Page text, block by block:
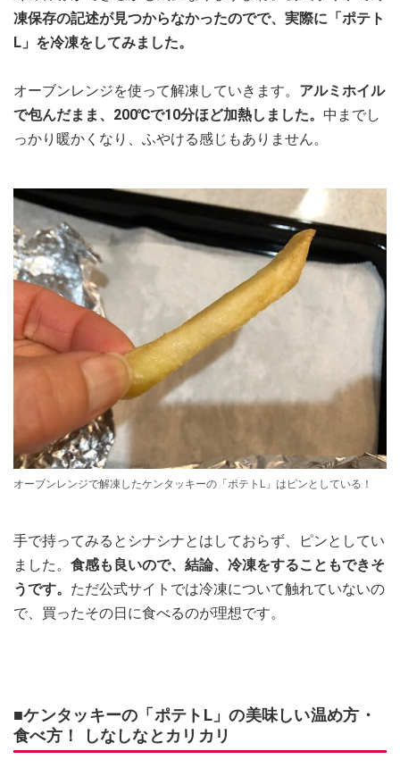
凍保存の記述が見つからなかったのでで、実際に「ポテト
L」を冷凍をしてみました。
オーブンレンジを使って解凍していきます。 アルミホイル
で包んだまま、200℃で10分ほど加熱しました。 中までし
っかり暖かくなり、ふやける感じもありません。
オーブンレンジで解凍したケンタッキーの「ポテトL」はピンとしている！
手で持ってみるとシナシナとはしておらず、ピンとしてい
ました。 食感も良いので、結論、冷凍をすることもできそ
うです。 ただ公式サイトでは冷凍について触れていないの
で、買ったその日に食べるのが理想です。
■ケンタッキーの「ポテトL」の美味しい温め方・
食べ方！ しなしなとカリカリ